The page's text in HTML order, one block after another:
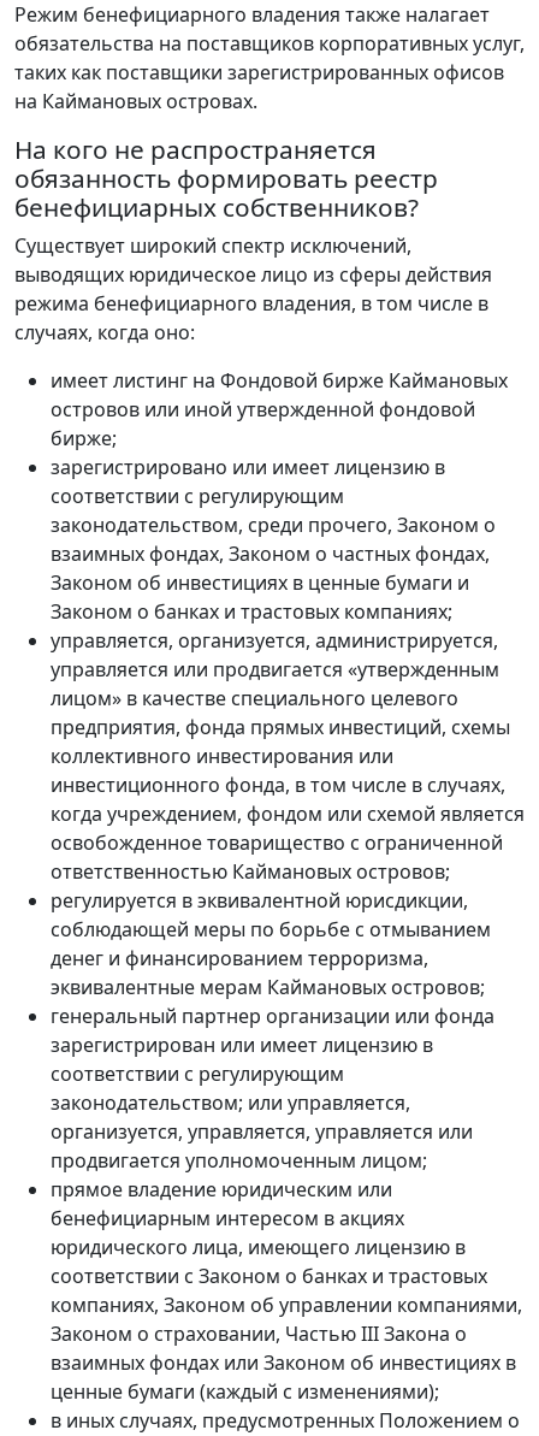
Режим бенефициарного владения также налагает
обязательства на поставщиков корпоративных услуг,
таких как поставщики зарегистрированных офисов
на Каймановых островах.
На кого не распространяется
обязанность формировать реестр
бенефициарных собственников?
Существует широкий спектр исключений,
выводящих юридическое лицо из сферы действия
режима бенефициарного владения, в том числе в
случаях, когда оно:
имеет листинг на Фондовой бирже Каймановых
островов или иной утвержденной фондовой
бирже;
зарегистрировано или имеет лицензию в
соответствии с регулирующим
законодательством, среди прочего, Законом о
взаимных фондах, Законом о частных фондах,
Законом об инвестициях в ценные бумаги и
Законом о банках и трастовых компаниях;
управляется, организуется, администрируется,
управляется или продвигается «утвержденным
лицом» в качестве специального целевого
предприятия, фонда прямых инвестиций, схемы
коллективного инвестирования или
инвестиционного фонда, в том числе в случаях,
когда учреждением, фондом или схемой является
освобожденное товарищество с ограниченной
ответственностью Каймановых островов;
регулируется в эквивалентной юрисдикции,
соблюдающей меры по борьбе с отмыванием
денег и финансированием терроризма,
эквивалентные мерам Каймановых островов;
генеральный партнер организации или фонда
зарегистрирован или имеет лицензию в
соответствии с регулирующим
законодательством; или управляется,
организуется, управляется, управляется или
продвигается уполномоченным лицом;
прямое владение юридическим или
бенефициарным интересом в акциях
юридического лица, имеющего лицензию в
соответствии с Законом о банках и трастовых
компаниях, Законом об управлении компаниями,
Законом о страховании, Частью III Закона о
взаимных фондах или Законом об инвестициях в
ценные бумаги (каждый с изменениями);
в иных случаях, предусмотренных Положением о